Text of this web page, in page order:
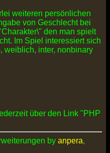
weiteren persönlichen
von Geschlecht bei
den man spielt
Im Spiel interessiert sich
weiblich, inter, nonbinary
über den Link "PHP
by anpera,